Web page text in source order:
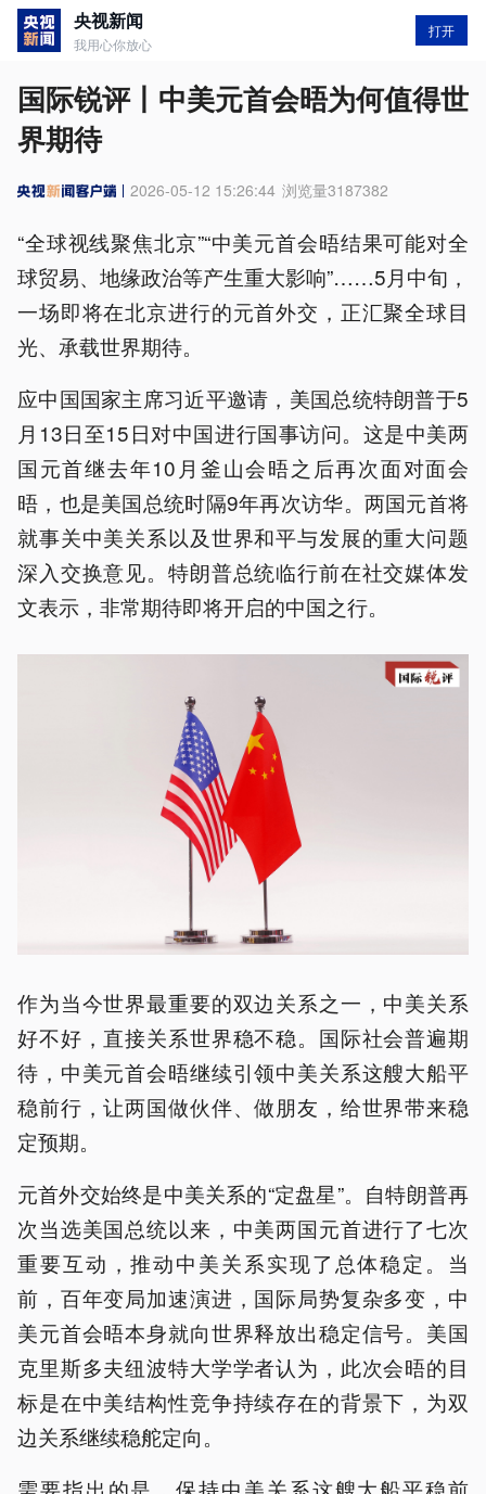
央视新闻
我用心你放心
打开
国际锐评丨中美元首会晤为何值得世
界期待
2026-05-12 15:26:44 浏览量3187382
“全球视线聚焦北京”“中美元首会晤结果可能对全
球贸易、地缘政治等产生重大影响”……5月中旬，
一场即将在北京进行的元首外交，正汇聚全球目
光、承载世界期待。
应中国国家主席习近平邀请，美国总统特朗普于5
月13日至15日对中国进行国事访问。这是中美两
国元首继去年10月釜山会晤之后再次面对面会
晤，也是美国总统时隔9年再次访华。两国元首将
就事关中美关系以及世界和平与发展的重大问题
深入交换意见。特朗普总统临行前在社交媒体发
文表示，非常期待即将开启的中国之行。
作为当今世界最重要的双边关系之一，中美关系
好不好，直接关系世界稳不稳。国际社会普遍期
待，中美元首会晤继续引领中美关系这艘大船平
稳前行，让两国做伙伴、做朋友，给世界带来稳
定预期。
元首外交始终是中美关系的“定盘星”。自特朗普再
次当选美国总统以来，中美两国元首进行了七次
重要互动，推动中美关系实现了总体稳定。当
前，百年变局加速演进，国际局势复杂多变，中
美元首会晤本身就向世界释放出稳定信号。美国
克里斯多夫纽波特大学学者认为，此次会晤的目
标是在中美结构性竞争持续存在的背景下，为双
边关系继续稳舵定向。